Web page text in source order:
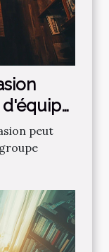
peut